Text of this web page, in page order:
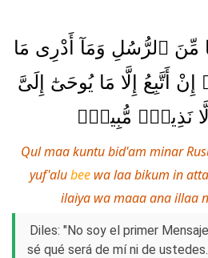
ٱلرُّسُلِ وَمَآ أَدْرِى مَا
أَتَّبِعُ إِلَّا مَا يُوحَىٰٓ إِلَىَّ
نَذِيرٌۭ مُّبِينٌۭ
Qul maa kuntu bid'am minar
yuf'alubeewa laa bikum in
ilaiya wa maaa ana illaa
Diles: "No soy el primer
sé qué será de mí ni de